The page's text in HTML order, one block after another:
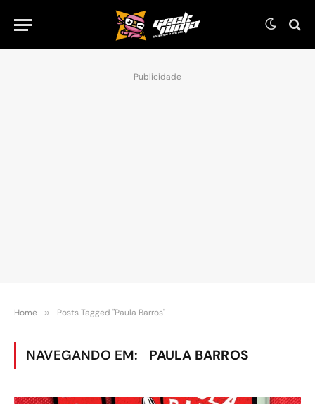
Publicidade
Home » Posts Tagged "Paula Barros"
NAVEGANDO EM: PAULA BARROS